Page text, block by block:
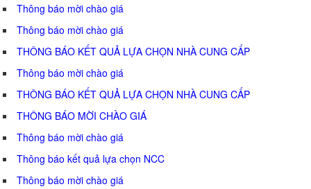
Thông báo mời chào giá
Thông báo mời chào giá
THÔNG BÁO KẾT QUẢ LỰA CHỌN NHÀ CUNG CẤP
Thông báo mời chào giá
THÔNG BÁO KẾT QUẢ LỰA CHỌN NHÀ CUNG CẤP
THÔNG BÁO MỜI CHÀO GIÁ
Thông báo mời chào giá
Thông báo kết quả lựa chọn NCC
Thông báo mời chào giá